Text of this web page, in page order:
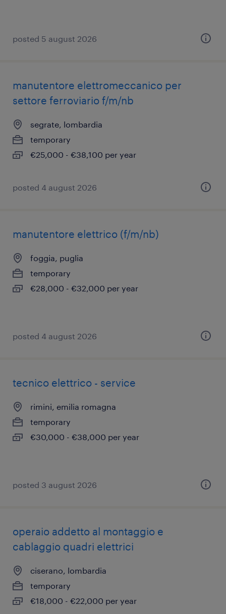
posted 5 august 2026
manutentore elettromeccanico per
settore ferroviario f/m/nb
segrate, lombardia
temporary
€25,000 - €38,100 per year
posted 4 august 2026
manutentore elettrico (f/m/nb)
foggia, puglia
temporary
€28,000 - €32,000 per year
posted 4 august 2026
tecnico elettrico - service
rimini, emilia romagna
temporary
€30,000 - €38,000 per year
posted 3 august 2026
operaio addetto al montaggio e
cablaggio quadri elettrici
ciserano, lombardia
temporary
€18,000 - €22,000 per year